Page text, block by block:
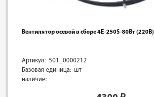
Вентилятор осевой в сборе 4E-250S-80Вт (220В)
Артикул: 501_0000212
Базовая единица: шт
наличие: